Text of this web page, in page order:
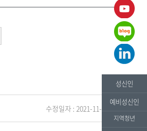
수정일자 : 2021-11-01
성신인
예비성신인
지역청년